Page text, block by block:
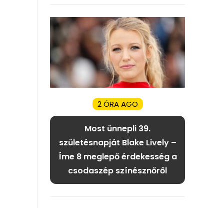
2 ÓRA AGO
Most ünnepli 39.
születésnapját Blake Lively –
Íme 8 meglepő érdekesség a
csodaszép színésznőről